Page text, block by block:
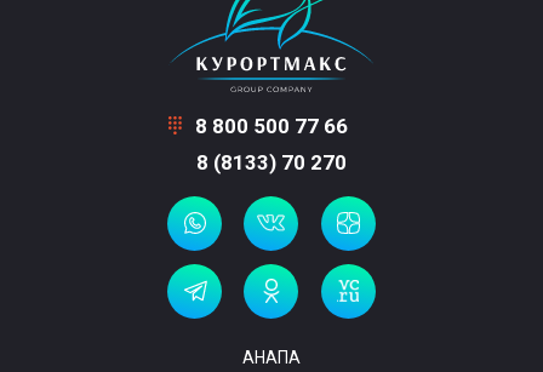
8 800 500 77 66
8 (8133) 70 270
АНАПА